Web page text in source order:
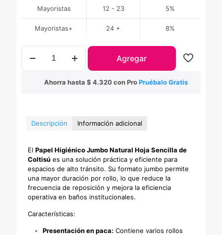
Mayoristas 12 - 23 5%
Mayoristas+ 24 + 8%
Paca
Papel
Higiénico
Agregar
Ahorra hasta $ 4.320con ProPruébalo Gratis
Descripción Información adicional
ElPapel Higiénico Jumbo Natural Hoja Sencilla de
Coltisú es una solución práctica y eficiente para
espacios de alto tránsito. Su formato jumbo permite
una mayor duración por rollo, lo que reduce la
frecuencia de reposición y mejora la eficiencia
operativa en baños institucionales.
Características:
Presentación en paca: Contiene varios rollos